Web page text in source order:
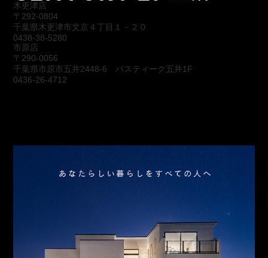
木更津店
〒292-0804
千葉県木更津市文京４丁目１－２０
0438-38-5280
市原店
〒290-0056
千葉県市原市五井2448-6 パスティーク五井1F
0436-26-4712